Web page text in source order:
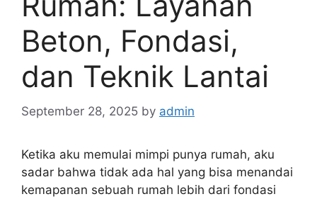
Beton, Fondasi,
dan Teknik Lantai
September 28, 2025 by admin
Ketika aku memulai mimpi punya rumah, aku
sadar bahwa tidak ada hal yang bisa menandai
kemapanan sebuah rumah lebih dari fondasi